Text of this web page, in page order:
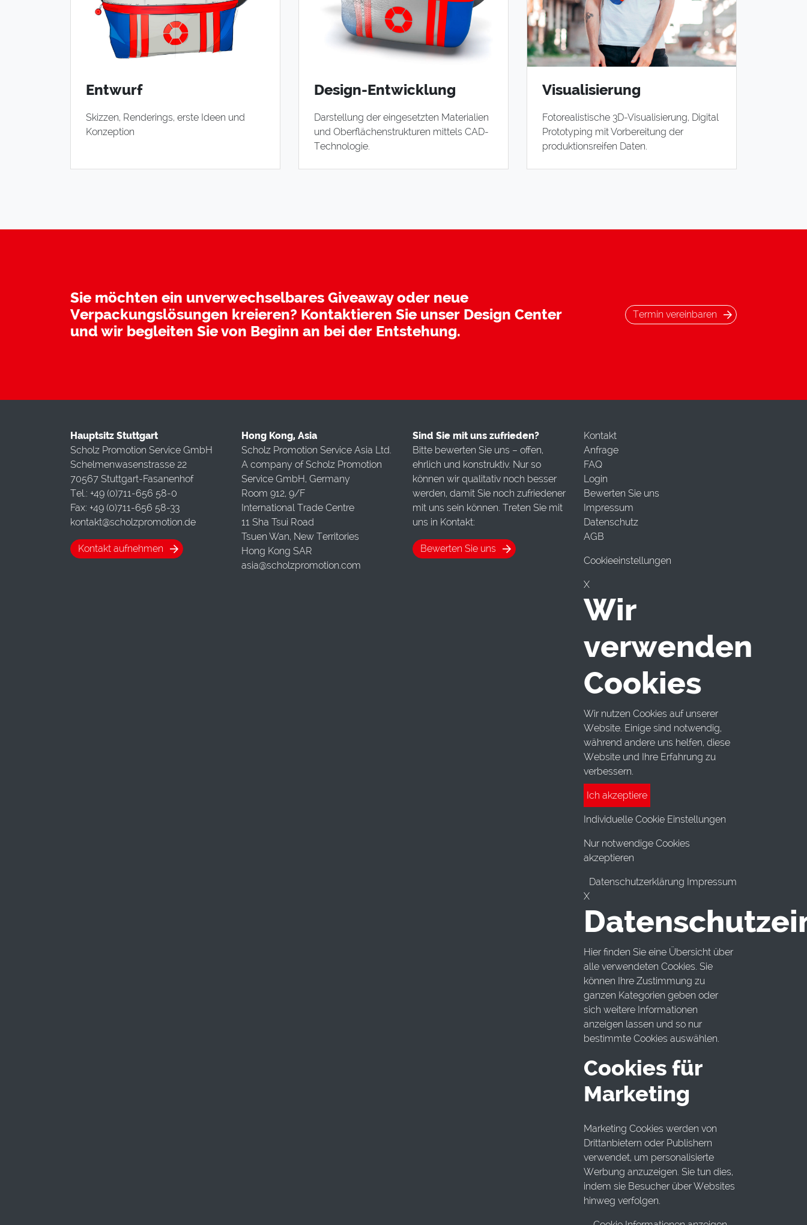
Entwurf
Skizzen, Renderings, erste Ideen und
Konzeption
Design-Entwicklung
Darstellung der eingesetzten Materialien
und Oberflächenstrukturen mittels CAD-
Technologie.
Visualisierung
Fotorealistische 3D-Visualisierung, Digital
Prototyping mit Vorbereitung der
produktionsreifen Daten.
Sie möchten ein unverwechselbares Giveaway oder neue
Verpackungslösungen kreieren? Kontaktieren Sie unser Design Center
und wir begleiten Sie von Beginn an bei der Entstehung.
Termin vereinbaren
Hauptsitz Stuttgart
Scholz Promotion Service GmbH
Schelmenwasenstrasse 22
70567 Stuttgart-Fasanenhof
Tel.: +49 (0)711-656 58-0
Fax: +49 (0)711-656 58-33
kontakt@scholzpromotion.de
Kontakt aufnehmen
Hong Kong, Asia
Scholz Promotion Service Asia Ltd.
A company of Scholz Promotion
Service GmbH, Germany
Room 912, 9/F
International Trade Centre
11 Sha Tsui Road
Tsuen Wan, New Territories
Hong Kong SAR
asia@scholzpromotion.com
Sind Sie mit uns zufrieden?
Bitte bewerten Sie uns – offen,
ehrlich und konstruktiv. Nur so
können wir qualitativ noch besser
werden, damit Sie noch zufriedener
mit uns sein können. Treten Sie mit
uns in Kontakt:
Bewerten Sie uns
Kontakt
Anfrage
FAQ
Login
Bewerten Sie uns
Impressum
Datenschutz
AGB
Cookieeinstellungen
X
Wir
verwenden
Cookies
Wir nutzen Cookies auf unserer
Website. Einige sind notwendig,
während andere uns helfen, diese
Website und Ihre Erfahrung zu
verbessern.
Ich akzeptiere
Individuelle Cookie Einstellungen
Nur notwendige Cookies
akzeptieren
Datenschutzerklärung Impressum
X
Hier finden Sie eine Übersicht über
alle verwendeten Cookies. Sie
können Ihre Zustimmung zu
ganzen Kategorien geben oder
sich weitere Informationen
anzeigen lassen und so nur
bestimmte Cookies auswählen.
Cookies für
Marketing
Marketing Cookies werden von
Drittanbietern oder Publishern
verwendet, um personalisierte
Werbung anzuzeigen. Sie tun dies,
indem sie Besucher über Websites
hinweg verfolgen.